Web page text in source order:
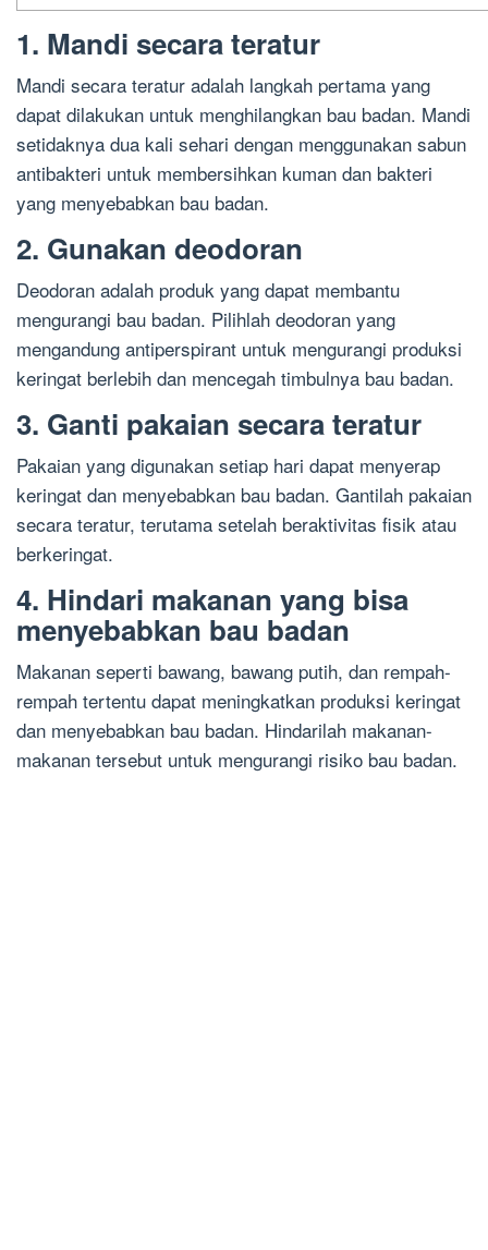
1. Mandi secara teratur
Mandi secara teratur adalah langkah pertama yang
dapat dilakukan untuk menghilangkan bau badan. Mandi
setidaknya dua kali sehari dengan menggunakan sabun
antibakteri untuk membersihkan kuman dan bakteri
yang menyebabkan bau badan.
2. Gunakan deodoran
Deodoran adalah produk yang dapat membantu
mengurangi bau badan. Pilihlah deodoran yang
mengandung antiperspirant untuk mengurangi produksi
keringat berlebih dan mencegah timbulnya bau badan.
3. Ganti pakaian secara teratur
Pakaian yang digunakan setiap hari dapat menyerap
keringat dan menyebabkan bau badan. Gantilah pakaian
secara teratur, terutama setelah beraktivitas fisik atau
berkeringat.
4. Hindari makanan yang bisa
menyebabkan bau badan
Makanan seperti bawang, bawang putih, dan rempah-
rempah tertentu dapat meningkatkan produksi keringat
dan menyebabkan bau badan. Hindarilah makanan-
makanan tersebut untuk mengurangi risiko bau badan.